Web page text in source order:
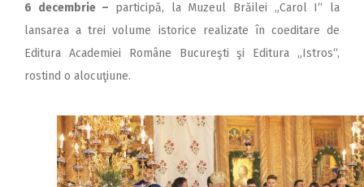
6 decembrie – participă, la Muzeul Brăilei „Carol I“ la
lansarea a trei volume istorice realizate în coeditare de
Editura Academiei Române Bucureşti şi Editura „Istros“,
rostind o alo­cuţiune.